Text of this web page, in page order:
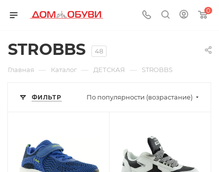
0
STROBBS 48
Главная — Каталог — ДЕТСКАЯ — STROBBS
ФИЛЬТР По популярности (возрастание)